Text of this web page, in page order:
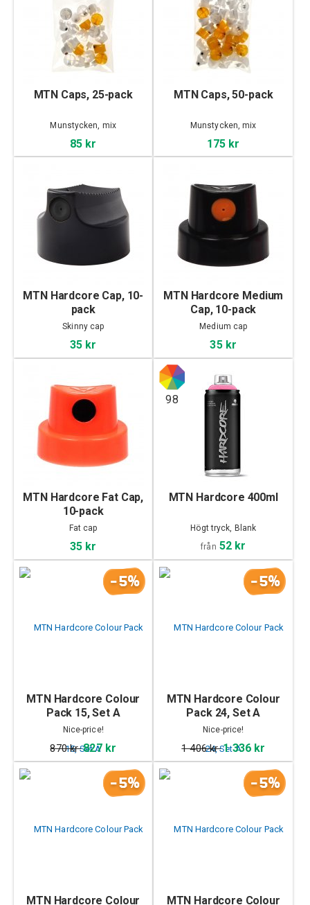
MTN Caps, 25-pack
Munstycken, mix
85 kr
MTN Caps, 50-pack
Munstycken, mix
175 kr
MTN Hardcore Cap, 10-
pack
Skinny cap
35 kr
MTN Hardcore Medium
Cap, 10-pack
Medium cap
35 kr
MTN Hardcore Fat Cap,
10-pack
Fat cap
35 kr
98
MTN Hardcore 400ml
Högt tryck, Blank
från 52 kr
-5%
MTN Hardcore Colour
Pack 15, Set A
Nice-price!
870 kr827 kr
-5%
MTN Hardcore Colour
Pack 24, Set A
Nice-price!
1 406 kr1 336 kr
-5%
MTN Hardcore Colour
-5%
MTN Hardcore Colour